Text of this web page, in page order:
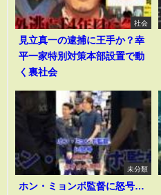
社会
見立真一の逮捕に王手か？幸
平一家特別対策本部設置で動
く裏社会
未分類
ホン・ミョンボ監督に怒号…